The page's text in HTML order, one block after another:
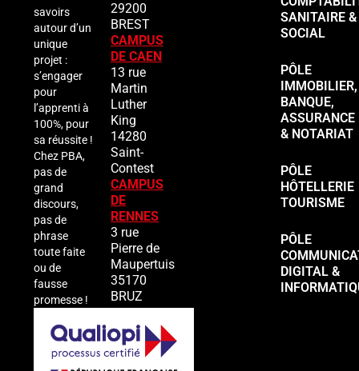
savoirs
autour d’un
unique
projet :
s’engager
pour
l’apprenti à
100%, pour
sa réussite !
Chez PBA,
pas de
grand
discours,
pas de
phrase
toute faite
ou de
fausse
promesse !
29200
BREST
CAMPUS
DE CAEN
13 rue
Martin
Luther
King
14280
Saint-
Contest
CAMPUS
DE
RENNES
3 rue
Pierre de
Maupertuis
35170
BRUZ
SANITAIRE &
SOCIAL
PÔLE
IMMOBILIER,
BANQUE,
ASSURANCE
& NOTARIAT
PÔLE
HÔTELLERIE
TOURISME
PÔLE
DIGITAL &